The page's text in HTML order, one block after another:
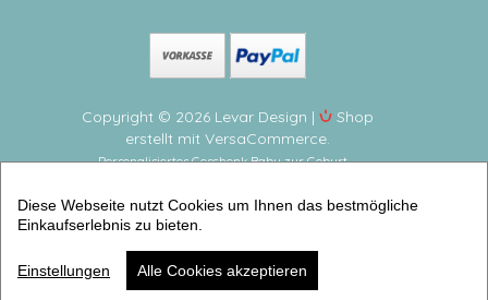
Copyright © 2026 Levar Design |
Shop
erstellt mit VersaCommerce.
Personalisiertes Geschenk Baby zur Geburt –
Zauberhaftes personalisiertes Geschenk zur Geburt
und Taufe (Geburtsanzeigen dina 4) | Artikelnummer:
kudruelefant -2
Diese Webseite nutzt Cookies um Ihnen das bestmögliche
Einkaufserlebnis zu bieten.
Einstellungen Alle Cookies akzeptieren